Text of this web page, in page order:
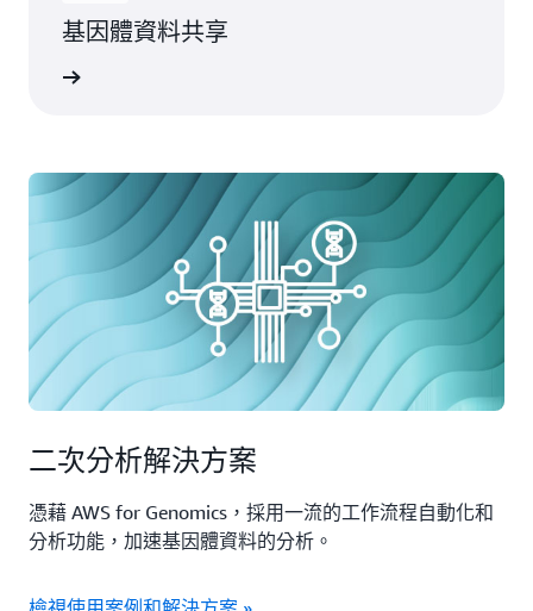
基因體資料共享
二次分析解決方案
憑藉 AWS for Genomics，採用一流的工作流程自動化和
分析功能，加速基因體資料的分析。